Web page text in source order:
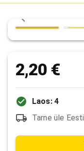
2,20 €
Laos: 4
Tarne üle Eesti